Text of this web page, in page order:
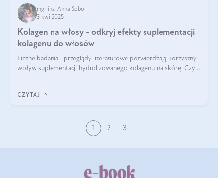
mgr inż. Anna Sobol
3 kwi 2025
Kolagen na włosy - odkryj efekty suplementacji
kolagenu do włosów
Liczne badania i przeglądy literaturowe potwierdzają korzystny
wpływ suplementacji hydrolizowanego kolagenu na skórę. Czy
CZYTAJ
1 2 3